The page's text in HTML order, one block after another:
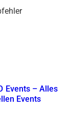
Events – Alles
Events